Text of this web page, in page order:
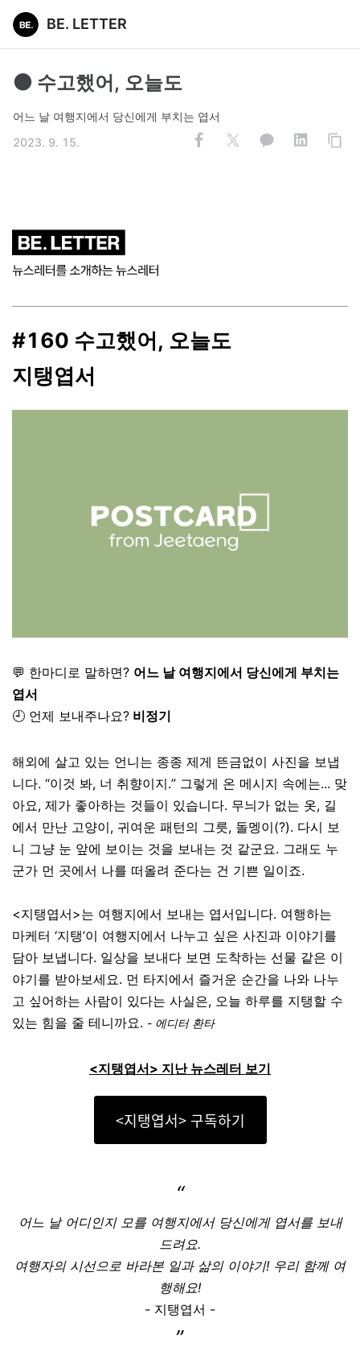
BE. LETTER
⚫️ 수고했어, 오늘도
어느 날 여행지에서 당신에게 부치는 엽서
2023. 9. 15.
#160 수고했어, 오늘도
지탱엽서
💬 한마디로 말하면? 어느 날 여행지에서 당신에게 부치는
엽서
🕘 언제 보내주나요? 비정기
해외에 살고 있는 언니는 종종 제게 뜬금없이 사진을 보냅
니다. “이것 봐, 너 취향이지.” 그렇게 온 메시지 속에는... 맞
아요, 제가 좋아하는 것들이 있습니다. 무늬가 없는 옷, 길
에서 만난 고양이, 귀여운 패턴의 그릇, 돌멩이(?). 다시 보
니 그냥 눈 앞에 보이는 것을 보내는 것 같군요. 그래도 누
군가 먼 곳에서 나를 떠올려 준다는 건 기쁜 일이죠.
<지탱엽서>는 여행지에서 보내는 엽서입니다. 여행하는
마케터 ‘지탱’이 여행지에서 나누고 싶은 사진과 이야기를
담아 보냅니다. 일상을 보내다 보면 도착하는 선물 같은 이
야기를 받아보세요. 먼 타지에서 즐거운 순간을 나와 나누
고 싶어하는 사람이 있다는 사실은, 오늘 하루를 지탱할 수
있는 힘을 줄 테니까요. - 에디터 환타
<지탱엽서> 지난 뉴스레터 보기
<지탱엽서> 구독하기
“
어느 날 어디인지 모를 여행지에서 당신에게 엽서를 보내
드려요.
여행자의 시선으로 바라본 일과 삶의 이야기! 우리 함께 여
행해요!
- 지탱엽서 -
”